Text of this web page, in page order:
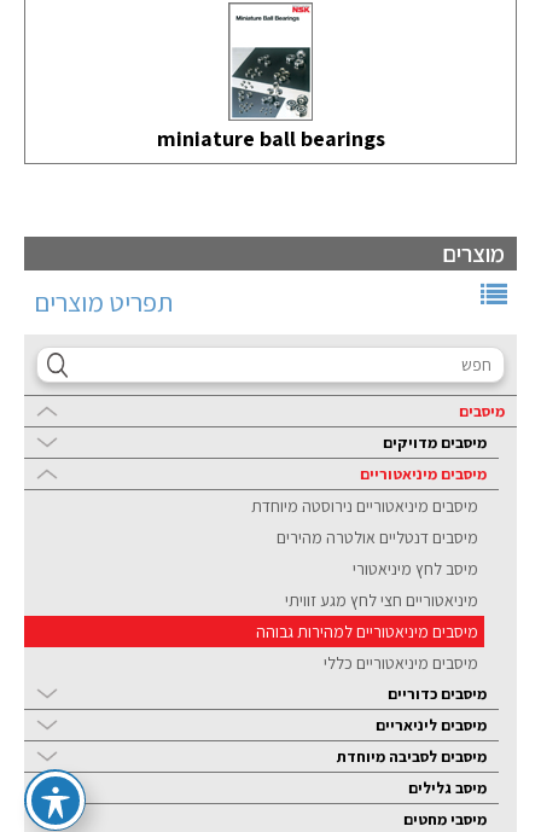
מוצרים
תפריט מוצרים
מיסבים
מיסבים מדויקים
מיסבים מיניאטוריים
מיסבים מיניאטוריים נירוסטה מיוחדת
מיסבים דנטליים אולטרה מהירים
מיסב לחץ מיניאטורי
מיניאטוריים חצי לחץ מגע זוויתי
מיסבים מיניאטוריים למהירות גבוהה
מיסבים מיניאטוריים כללי
מיסבים כדוריים
מיסבים ליניאריים
מיסבים לסביבה מיוחדת
מיסב גלילים
מיסבי מחטים
miniature ball bearings